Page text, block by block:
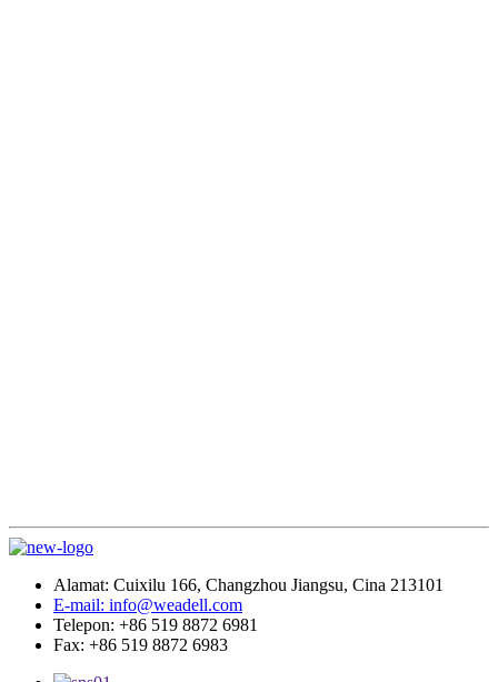
Alamat: Cuixilu 166, Changzhou Jiangsu, Cina 213101
E-mail: info@weadell.com
Telepon: +86 519 8872 6981
Fax: +86 519 8872 6983